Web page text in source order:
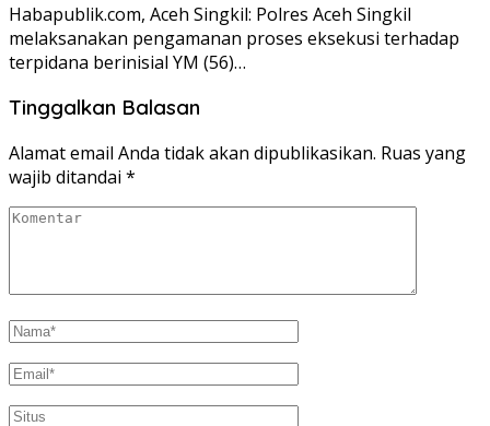
Habapublik.com, Aceh Singkil: Polres Aceh Singkil
melaksanakan pengamanan proses eksekusi terhadap
terpidana berinisial YM (56)…
Tinggalkan Balasan
Alamat email Anda tidak akan dipublikasikan. Ruas yang
wajib ditandai *